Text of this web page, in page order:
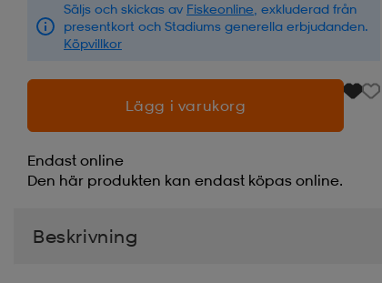
Säljs och skickas av Fiskeonline , exkluderad från
presentkort och Stadiums generella erbjudanden.
Köpvillkor
Lägg i varukorg
Endast online
Den här produkten kan endast köpas online.
Beskrivning